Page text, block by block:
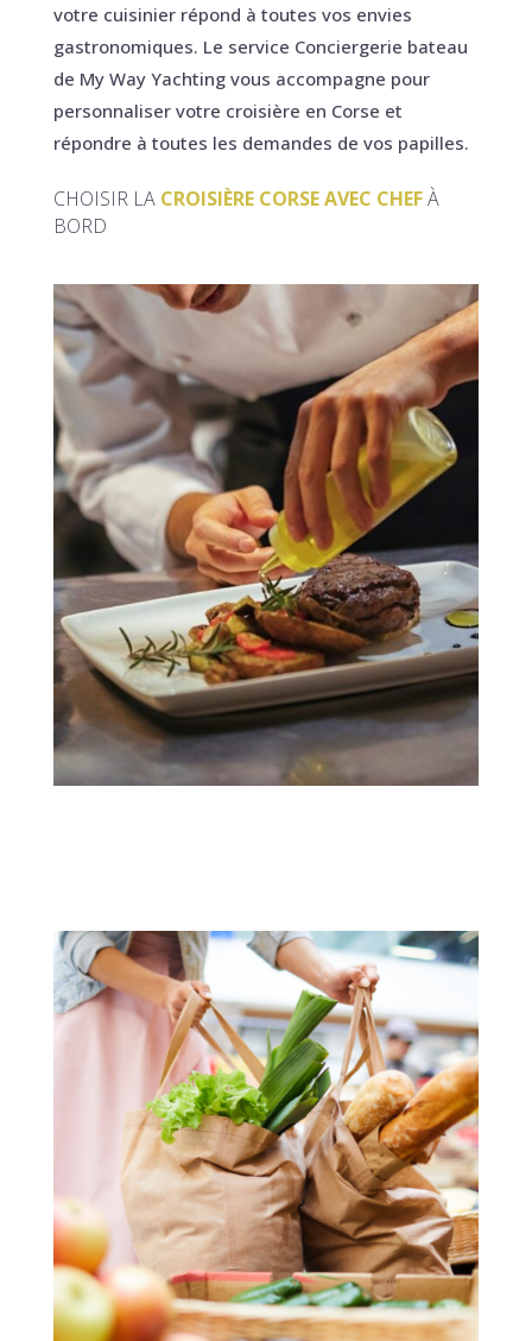
votre cuisinier répond à toutes vos envies
gastronomiques. Le service Conciergerie bateau
de My Way Yachting vous accompagne pour
personnaliser votre croisière en Corse et
répondre à toutes les demandes de vos papilles.
CHOISIR LA CROISIÈRE CORSE AVEC CHEFÀ
BORD